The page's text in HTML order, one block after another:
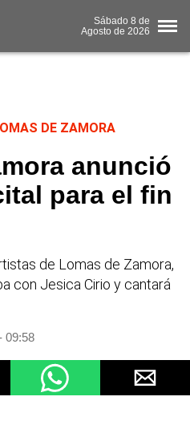
Sábado 8 de
Agosto de 2026
DE ZAMORA
anunció
para el fin
de Lomas de Zamora,
con Jesica Cirio y cantará
09:58